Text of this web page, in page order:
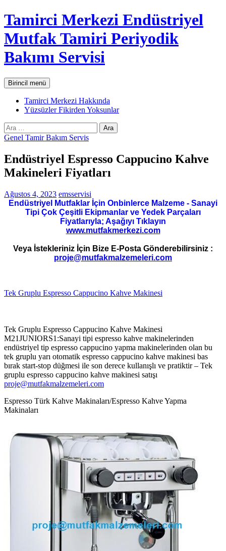
İçeriğe
atla
Tamirci Merkezi Endüstriyel
Mutfak Tamiri Periyodik
Bakımı Servisi
AraBirincil menü
Tamirci Merkezi Hakkında
Yüzsüzler Fikirden Yoksunlar
Arama:
Genel Tamir Bakım Servis
Endüstriyel Espresso Cappucino Kahve
Makineleri Fiyatları
Ağustos 4, 2023 emsservisi
Endüstriyel Mutfaklar İçin Onbinlerce Malzeme - Sanayi
Tipi Çok Çeşitli Ekipmanlar ve Yedek Parçaları
Fiyatlarıyla; Aşağıyı Tıklayın
www.mutfakmerkezi.com
Veya İstekleriniz İçin Bize E-Posta Gönderebilirsiniz :
proje@mutfakmalzemeleri.com
Tek Gruplu Espresso Cappucino Kahve Makinesi
Tek Gruplu Espresso Cappucino Kahve Makinesi
M21JUNIORS1:Sanayi tipi espresso kahve makinelerinden
endüstriyel tip espresso cappucino yapma makinelerinden olan bu
tek gruplu yarı otomatik espresso cappucino kahve makinesi bas
bırak start-stop düğmesi ile son derece kullanışlı ve pratiktir – Tek
gruplu espresso cappucino kahve makinesi satışı
proje@mutfakmalzemeleri.com
Espresso Türk Kahve Makinaları/Espresso Kahve Yapma
Makinaları